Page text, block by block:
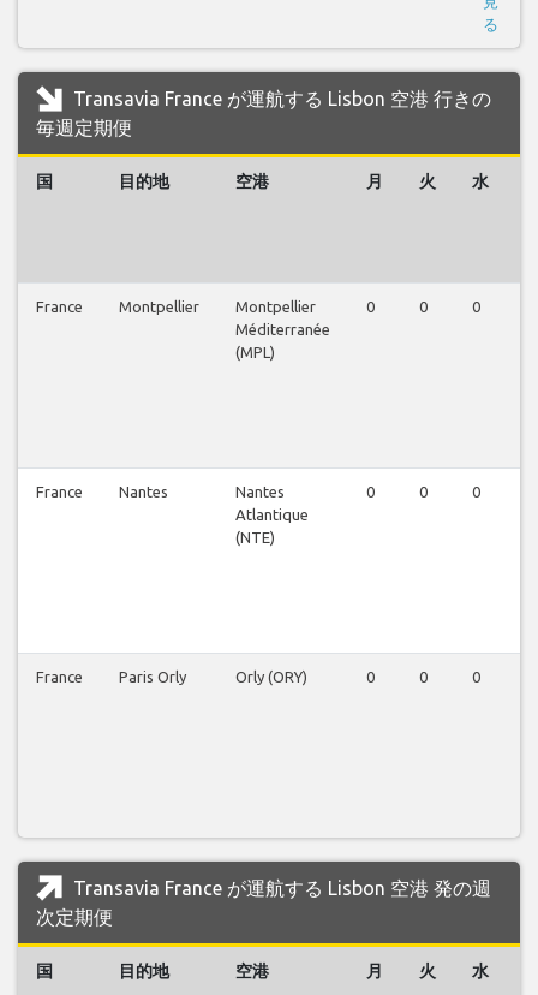
る
Transavia France が運航する Lisbon 空港 行きの
毎週定期便
国 目的地 空港 月 火 水
France Montpellier
Montpellier
Méditerranée
(MPL)
0 0 0
France Nantes
Nantes
Atlantique
(NTE)
0 0 0
France Paris Orly Orly (ORY) 0 0 0
Transavia France が運航する Lisbon 空港 発の週
次定期便
国 目的地 空港 月 火 水